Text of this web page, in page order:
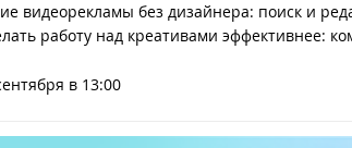
видеорекламы без дизайнера: поиск и
работу над креативами эффективнее:
в 13:00